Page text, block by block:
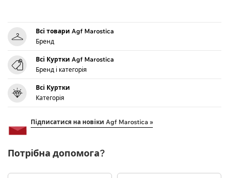
Всі товари Agf Marostica
Бренд
Всі Куртки Agf Marostica
Бренд і категорія
Всі Куртки
Категорія
Підписатися на новіки Agf Marostica »
Потрібна допомога?